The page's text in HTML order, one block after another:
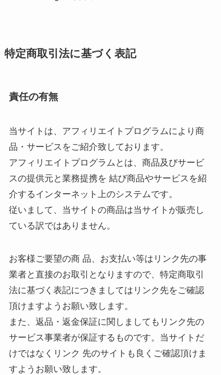
特定商取引法に基づく表記
責任の有無
当サイトは、アフィリエイトプログラムにより商
品・サービスをご紹介致しております。
アフィリエイトプログラムとは、商品及びサービ
スの提供元と業務提携を 結び商品やサービスを紹
介するインターネット上のシステムです。
従いまして、当サイトの商品は当サイトが販売し
ている訳ではありません。
お客様ご要望の商 品、お支払い等はリンク先の事
業者と直接のお取引となりますので、特定商取引
法に基づく表記につきましてはリンク先をご確認
頂けますようお願い致します。
また、返品・返金保証に関しましてもリンク先の
サービス事業者が保証するものです。当サイトだ
けではなくリンク 先のサイトも良くご確認頂けま
すようお願い致します。